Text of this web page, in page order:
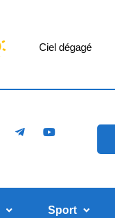
Ciel dégagé
Sport